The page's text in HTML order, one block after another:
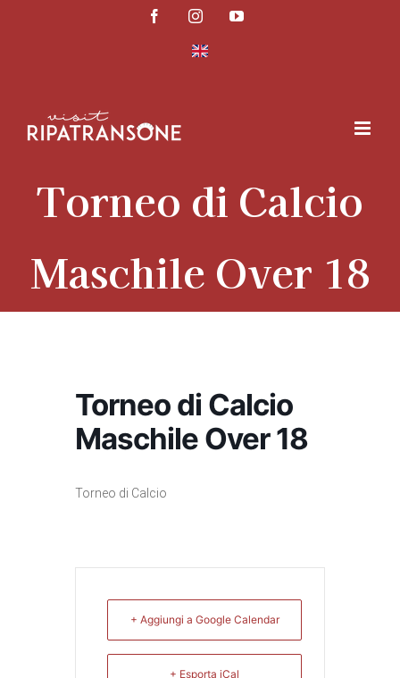
FacebookInstagramYouTube
Torneo di Calcio
Maschile Over 18
Torneo di Calcio
Maschile Over 18
Torneo di Calcio
+ Aggiungi a Google Calendar
+ Esporta iCal